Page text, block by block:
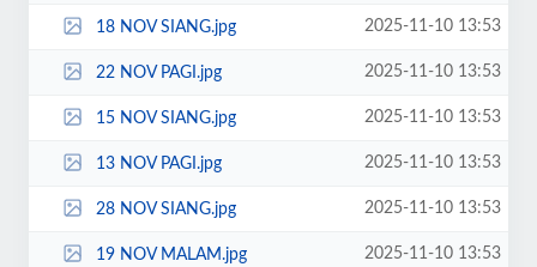
18 NOV SIANG.jpg 2025-11-10 13:53
22 NOV PAGI.jpg 2025-11-10 13:53
15 NOV SIANG.jpg 2025-11-10 13:53
13 NOV PAGI.jpg 2025-11-10 13:53
28 NOV SIANG.jpg 2025-11-10 13:53
19 NOV MALAM.jpg 2025-11-10 13:53